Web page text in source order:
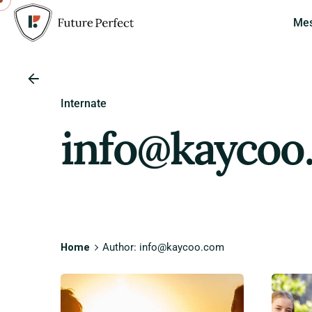
Internate
Home Author: info@kaycoo.com